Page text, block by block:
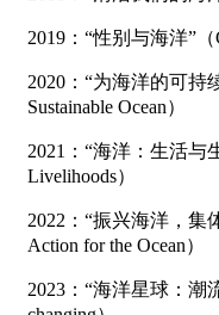
2019：“性别与海洋”（
2020：“为海洋的可持
Sustainable Ocean）
2021：“海洋：生活与
Livelihoods）
2022：“振兴海洋，集
Action for the Ocean）
2023：“海洋星球：潮